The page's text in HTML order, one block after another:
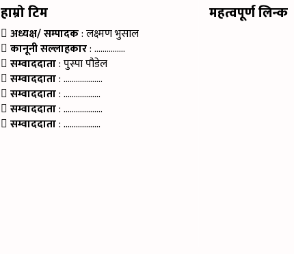
हाम्रो टिम
अध्यक्ष/ सम्पादक: लक्ष्मण भुसाल
कानूनी सल्लाहकार: ……………
सम्वाददाता: पुस्पा पौडेल
सम्वाददाता: ……………….
सम्वाददाता: ………………
सम्वाददाता: ……………….
सम्वाददाता: ………………
महत्वपूर्ण लिन्क